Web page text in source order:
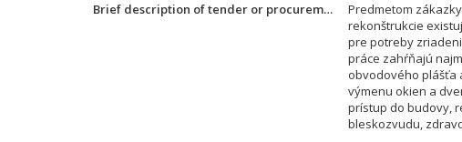
Brief description of tender or procurement
Predmetom
rekonštrukcie
pre potreby
práce zahŕňajú
obvodového plášťa
výmenu okien a
prístup do budovy,
bleskozvudu,